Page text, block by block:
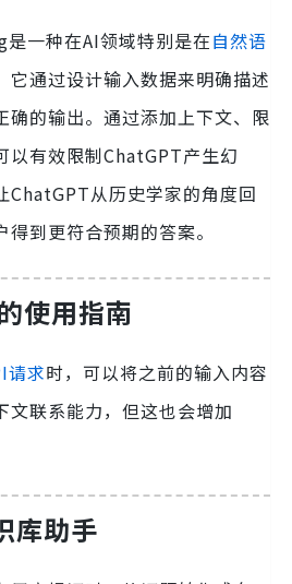
一种在AI领域特别是在自然语
它通过设计输入数据来明确描述
确的输出。通过添加上下文、限
以有效限制ChatGPT产生幻
ChatGPT从历史学家的角度回
到更符合预期的答案。
使用指南
请求时，可以将之前的输入内容
文联系能力，但这也会增加
库助手